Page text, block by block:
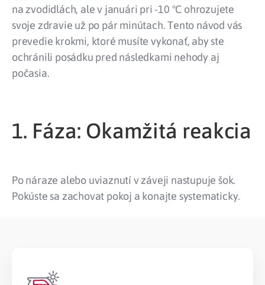
na zvodidlách, ale v januári pri -10 °C ohrozujete
svoje zdravie už po pár minútach. Tento návod vás
prevedie krokmi, ktoré musíte vykonať, aby ste
ochránili posádku pred následkami nehody aj
počasia.
1. Fáza: Okamžitá reakcia
Po náraze alebo uviaznutí v záveji nastupuje šok.
Pokúste sa zachovat pokoj a konajte systematicky.